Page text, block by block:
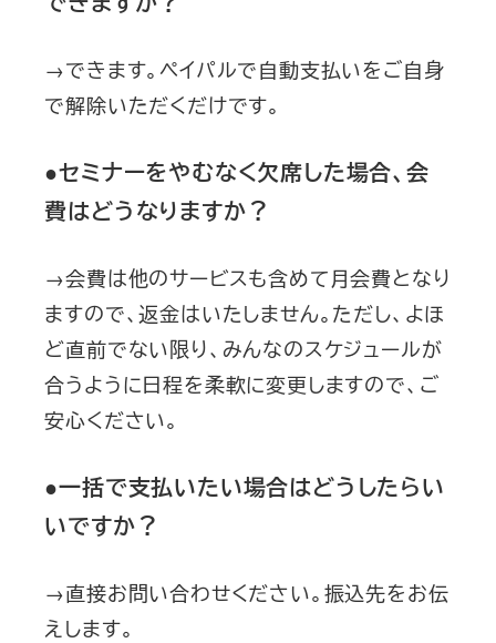
→できます。ペイパルで自動支払いをご自身
で解除いただくだけです。
●セミナーをやむなく欠席した場合、会
費はどうなりますか？
→会費は他のサービスも含めて月会費となり
ますので、返金はいたしません。ただし、よほ
ど直前でない限り、みんなのスケジュールが
合うように日程を柔軟に変更しますので、ご
安心ください。
●一括で支払いたい場合はどうしたらい
いですか？
→直接お問い合わせください。振込先をお伝
えします。